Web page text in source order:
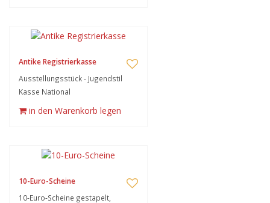
Antike Registrierkasse
Ausstellungsstück - Jugendstil
Kasse National
in den Warenkorb legen
10-Euro-Scheine
10-Euro-Scheine gestapelt,